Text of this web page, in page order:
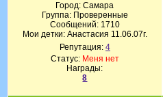
Город: Самара
Группа: Проверенные
Сообщений: 1710
Мои детки: Анастасия 11.06.07г.
Репутация: 4
Статус: Меня нет
Награды:
8